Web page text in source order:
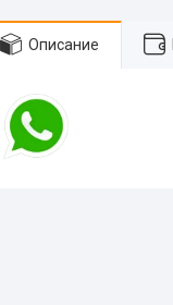
Описание